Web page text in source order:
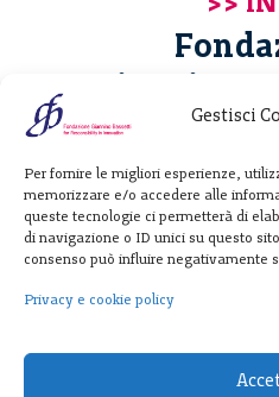
Gestisci
Per fornire le migliori esperienze,
memorizzare e/o accedere alle
queste tecnologie ci permetterà di
di navigazione o ID unici su questo
consenso può influire negativamente
Privacy e cookie policy
Giannino
20122
T. +39 02
F. + 39 02
p.i.